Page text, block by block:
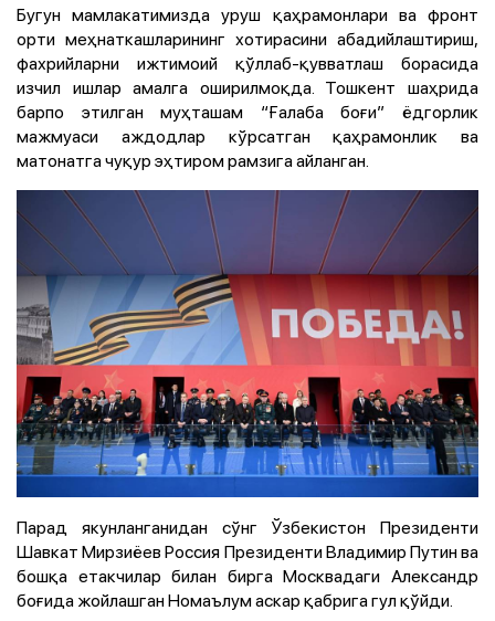
Бугун мамлакатимизда уруш қаҳрамонлари ва фронт
орти меҳнаткашларининг хотирасини абадийлаштириш,
фахрийларни ижтимоий қўллаб-қувватлаш борасида
изчил ишлар амалга оширилмоқда. Тошкент шаҳрида
барпо этилган муҳташам “Ғалаба боғи” ёдгорлик
мажмуаси аждодлар кўрсатган қаҳрамонлик ва
матонатга чуқур эҳтиром рамзига айланган.
Парад якунланганидан сўнг Ўзбекистон Президенти
Шавкат Мирзиёев Россия Президенти Владимир Путин ва
бошқа етакчилар билан бирга Москвадаги Александр
боғида жойлашган Номаълум аскар қабрига гул қўйди.